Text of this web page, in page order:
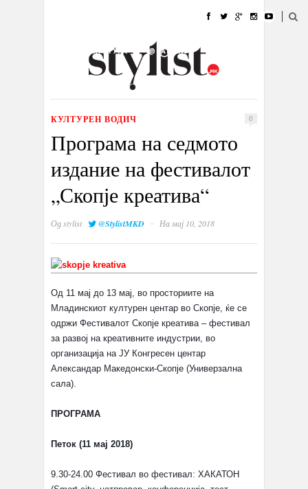
УБАВИНА
КУЛТУРА @РАБОТА
ИЗЛОГ
КУЛТУРЕН ВОДИЧ 0
Програма на седмото
издание на фестивалот
„Скопје креатива“
Одstylist @StylistMKD · На мај 10, 2018
Од 11 мај до 13 мај, во просториите на
Младинскиот културен центар во Скопје, ќе се
одржи Фестивалот Скопје креатива – фестивал
за развој на креативните индустрии, во
организација на ЈУ Конгресен центар
Александар Македонски-Скопје (Универзална
сала).
ПРОГРАМА
Петок (11 мај 2018)
9.30-24.00 Фестивал во фестивал: ХАКАТОН